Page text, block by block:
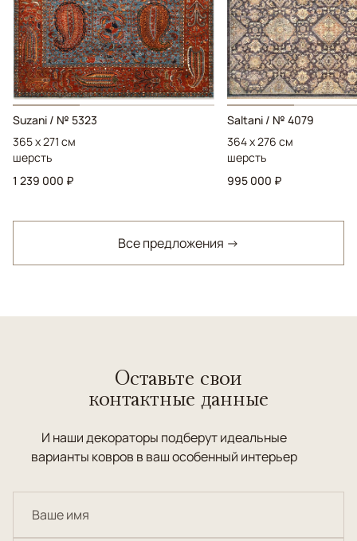
Suzani / № 5323
365 x 271 см
шерсть
1 239 000 ₽
Saltani / № 4079
364 x 276 см
шерсть
995 000 ₽
Все предложения →
Оставьте свои
контактные данные
И наши декораторы подберут идеальные
варианты ковров в ваш особенный интерьер